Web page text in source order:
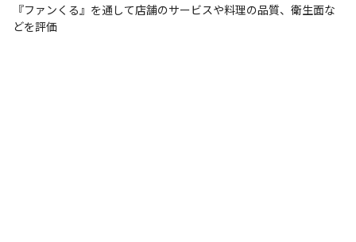
『ファンくる』を通して店舗のサービスや料理の品質、衛生面な
どを評価